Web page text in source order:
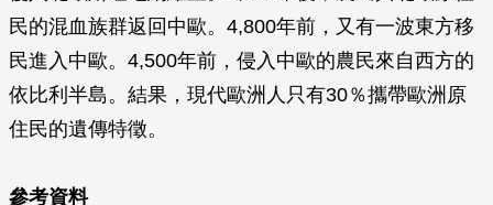
民的混血族群返回中歐。4,800年前，又有一波東方移
民進入中歐。4,500年前，侵入中歐的農民來自西方的
依比利半島。結果，現代歐洲人只有30％攜帶歐洲原
住民的遺傳特徵。
參考資料